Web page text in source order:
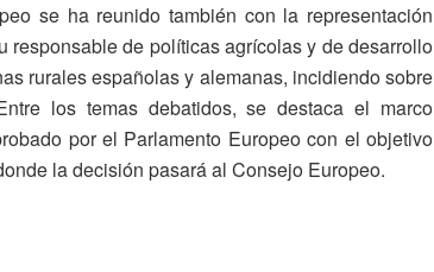
se ha reunido también con la representación
de políticas agrícolas y de desarrollo
rurales españolas y alemanas, incidiendo sobre
los temas debatidos, se destaca el marco
por el Parlamento Europeo con el objetivo
la decisión pasará al Consejo Europeo.